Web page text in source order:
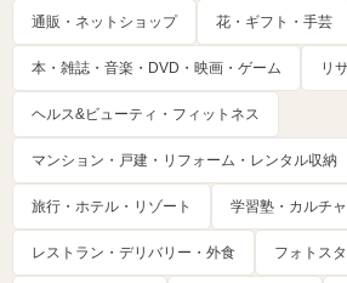
通販・ネットショップ 花・ギフト・手芸
本・雑誌・音楽・DVD・映画・ゲーム リ
ヘルス&ビューティ・フィットネス
マンション・戸建・リフォーム・レンタル収納
旅行・ホテル・リゾート 学習塾・カルチ
レストラン・デリバリー・外食 フォトス